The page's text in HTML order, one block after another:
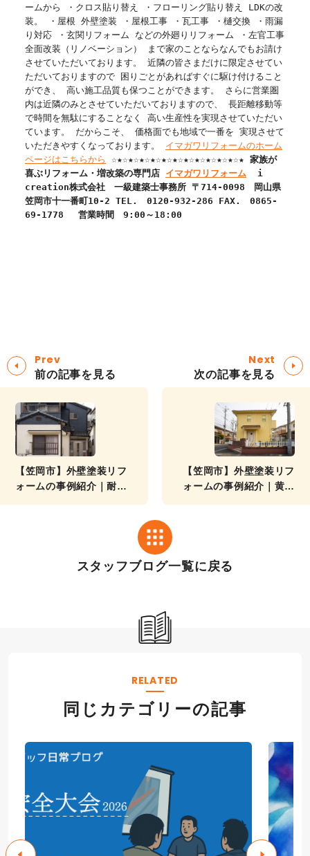
ームから ・クロス貼り替え ・フローリング貼り替え LDKの改
装。 ・屋根 外壁塗装 ・屋根工事 ・瓦工事 ・樋交換 ・雨漏
り対応 ・玄関リフォーム などの外廻りリフォーム ・左官工事
全面改装（リノベーション） まで家のことならなんでもお請け
させていただいております。 近隣の皆さまだけに限定させてい
ただいておりますので 困りごとがあればすぐに駆け付けること
ができ、 高い施工品質も保つことができます。 さらに営業圏
内は近隣のみとさせていただいておりますので、 長距離移動等
で時間を無駄にすることなく 高い生産性を実現させていただい
ています。 だからこそ、 価格面でも地域で一番を 実現させて
いただきやすくなっております。 イマガワリフォームのホーム
ページはこちらから
☆★☆★☆★☆★☆★☆★☆★☆★☆★☆★☆★☆★ 家族が
喜ぶリフォーム・増改築の専門店 イマガワリフォーム
i
creation株式会社 一級建築士事務所 〒 714-0098 岡山県
笠岡市十一番町10-2 TEL. 0120-932-286 FAX.
0865-
69-1778
営業時間 9:00～18:00
Prev
前の記事を見る
【笠岡市】外壁塗装リフ
ォームの事例紹介｜耐久
スタッフブログ一覧に戻る
Next
次の記事を見る
【笠岡市】外壁塗装リフ
ォームの事例紹介｜黄色
RELATED
同じカテゴリーの記事